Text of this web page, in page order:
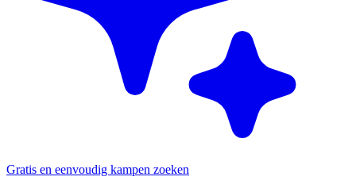
Gratis en eenvoudig kampen zoeken